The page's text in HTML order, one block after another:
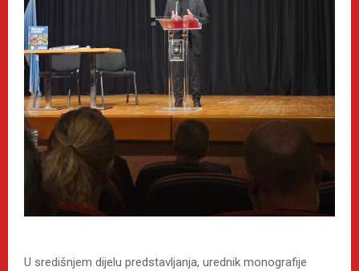
U središnjem dijelu predstavljanja, urednik monografije